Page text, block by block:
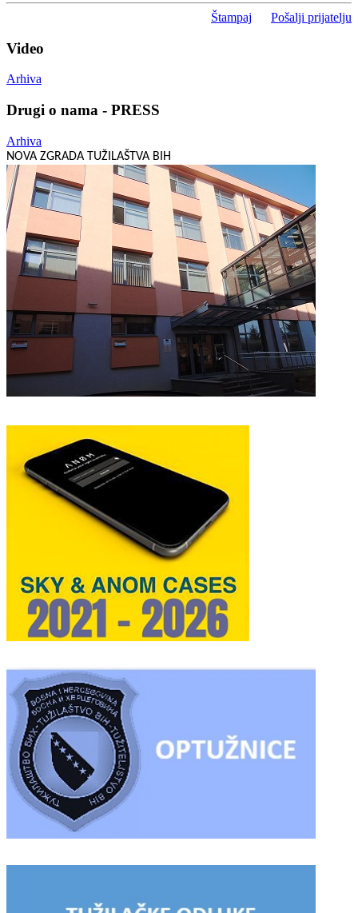
Štampaj Pošalji prijatelju
Video
Arhiva
Drugi o nama - PRESS
Arhiva
NOVA ZGRADA TUŽILAŠTVA BIH